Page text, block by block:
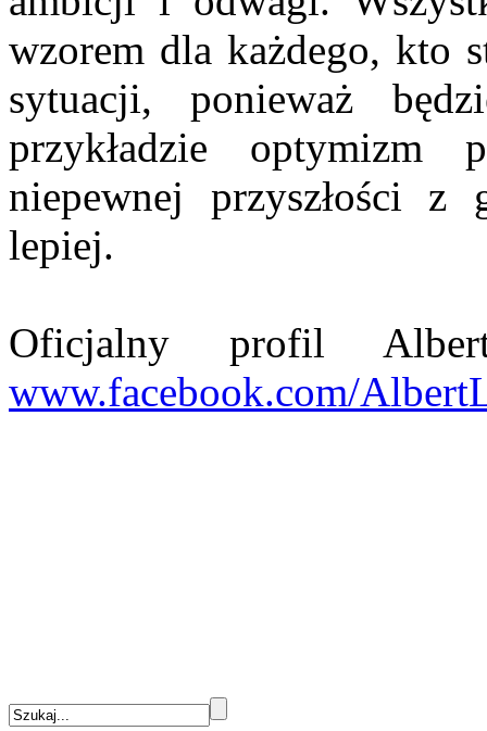
wzorem dla każdego, kto
sytuacji, ponieważ
przykładzie optymizm
niepewnej przyszłości z
lepiej.
Oficjalny profil
www.facebook.com/